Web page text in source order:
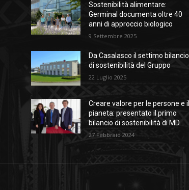
Sostenibilità alimentare:
Germinal documenta oltre 40
anni di approccio biologico
9 Settembre 2025
Da Casalasco il settimo bilancio
di sostenibilità del Gruppo
22 Luglio 2025
Creare valore per le persone e il
pianeta: presentato il primo
bilancio di sostenibilità di MD
27 Febbraio 2024